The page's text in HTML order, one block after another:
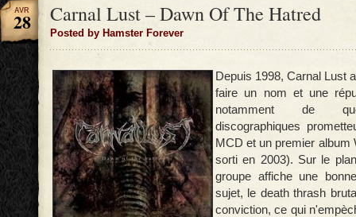
Carnal Lust – Dawn Of The Hatred
Posted by Hamster Forever
AVR
28
Depuis 1998, Carnal Lust
faire un nom et une
notamment de
discographiques
MCD et un premier album
sorti en 2003). Sur le
groupe affiche une
sujet, le death thrash
conviction, ce qui